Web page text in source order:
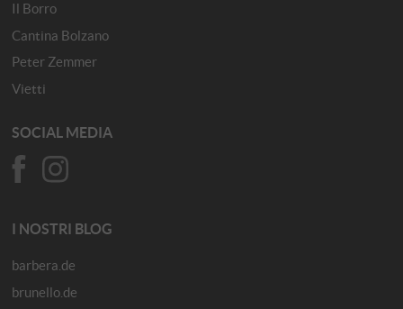
Il Borro
Cantina Bolzano
Peter Zemmer
Vietti
SOCIAL MEDIA
I NOSTRI BLOG
barbera.de
brunello.de